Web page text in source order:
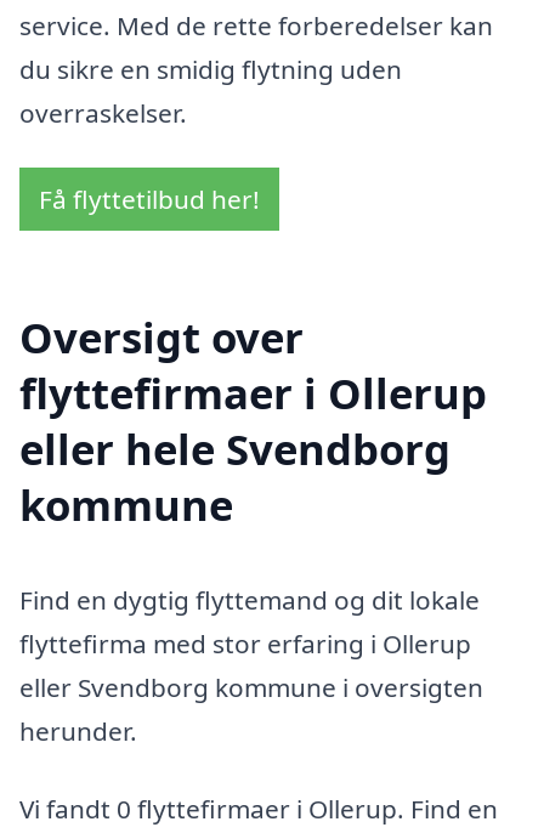
service. Med de rette forberedelser kan
du sikre en smidig flytning uden
overraskelser.
Få flyttetilbud her!
Oversigt over
flyttefirmaer i Ollerup
eller hele Svendborg
kommune
Find en dygtig flyttemand og dit lokale
flyttefirma med stor erfaring i Ollerup
eller Svendborg kommune i oversigten
herunder.
Vi fandt 0 flyttefirmaer i Ollerup. Find en